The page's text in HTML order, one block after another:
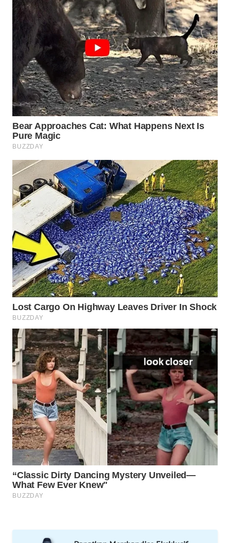
WAHANA
OTOMOTIF
WAHANA
HEALTH
WAHANA
DESA
WISATA
LAPAK
WAHANA
Wahana
Network
KONSUMEN
LISTRIK
MASYARAKAT
KELISTRIKAN
WALINKI
ID
MAWAKA
ID
MARTABAT
NET
PLN
WATCH
MKLI
LPKKI
LKKI